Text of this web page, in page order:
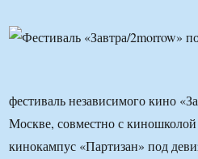
фестиваль независимого кино
Москве, совместно с
кинокампус «Партизан» под